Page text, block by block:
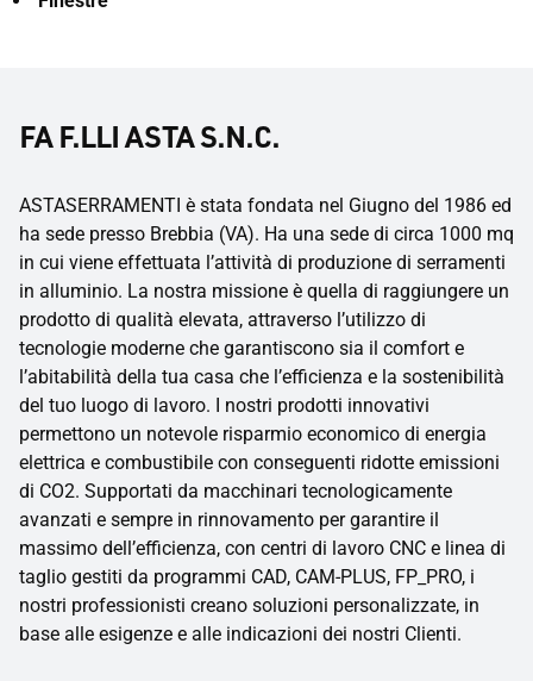
FA F.LLI ASTA S.N.C.
ASTASERRAMENTI è stata fondata nel Giugno del 1986 ed
ha sede presso Brebbia (VA). Ha una sede di circa 1000 mq
in cui viene effettuata l’attività di produzione di serramenti
in alluminio. La nostra missione è quella di raggiungere un
prodotto di qualità elevata, attraverso l’utilizzo di
tecnologie moderne che garantiscono sia il comfort e
l’abitabilità della tua casa che l’efficienza e la sostenibilità
del tuo luogo di lavoro. I nostri prodotti innovativi
permettono un notevole risparmio economico di energia
elettrica e combustibile con conseguenti ridotte emissioni
di CO2. Supportati da macchinari tecnologicamente
avanzati e sempre in rinnovamento per garantire il
massimo dell’efficienza, con centri di lavoro CNC e linea di
taglio gestiti da programmi CAD, CAM-PLUS, FP_PRO, i
nostri professionisti creano soluzioni personalizzate, in
base alle esigenze e alle indicazioni dei nostri Clienti.